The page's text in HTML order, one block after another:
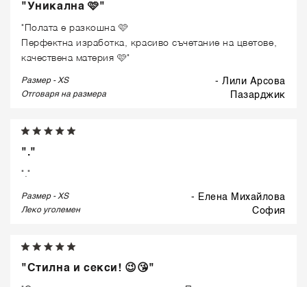
"Уникална 🩷"
"Полата е разкошна 🩷
Перфектна изработка, красиво съчетание на цветове,
качествена материя 🩷"
Размер - XS - Лили Арсова
Отговаря на размера пазарджик
"."
"."
Размер - XS - Елена Михайлова
Леко уголемен софия
"Стилна и секси! 😉😘"